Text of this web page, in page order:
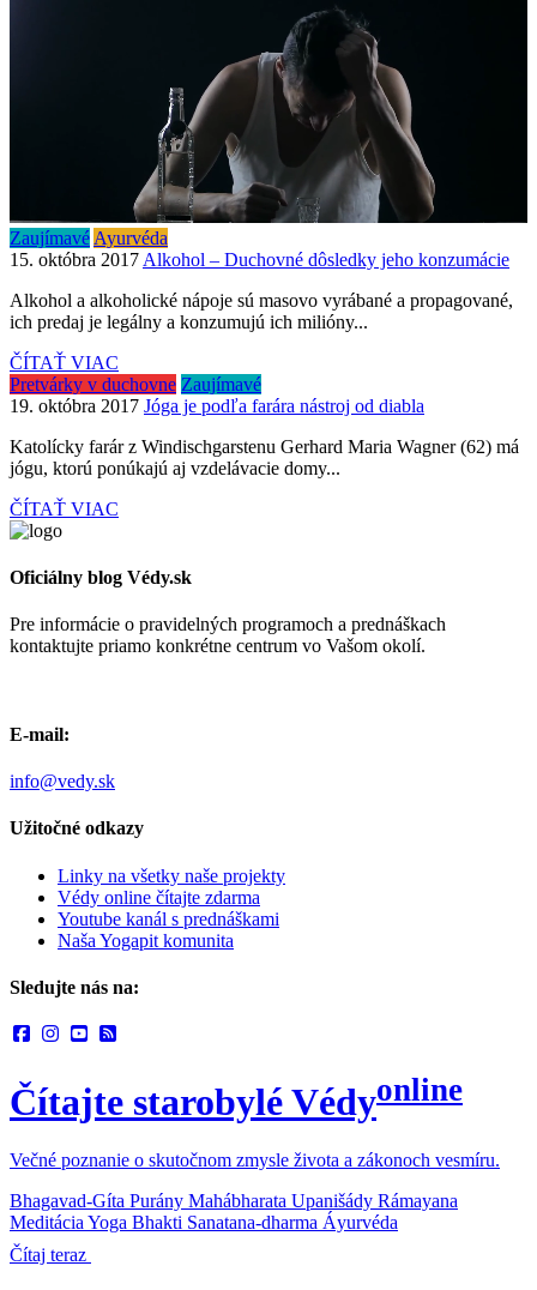
Zaujímavé Ayurvéda
15. októbra 2017 Alkohol – Duchovné dôsledky jeho konzumácie
Alkohol a alkoholické nápoje sú masovo vyrábané a propagované,
ich predaj je legálny a konzumujú ich milióny...
ČÍTAŤ VIAC
Pretvárky v duchovne Zaujímavé
19. októbra 2017 Jóga je podľa farára nástroj od diabla
Katolícky farár z Windischgarstenu Gerhard Maria Wagner (62) má
jógu, ktorú ponúkajú aj vzdelávacie domy...
ČÍTAŤ VIAC
Oficiálny blog Védy.sk
Pre informácie o pravidelných programoch a prednáškach
kontaktujte priamo konkrétne centrum vo Vašom okolí.
E-mail:
info@vedy.sk
Užitočné odkazy
Linky na všetky naše projekty
Védy online čítajte zdarma
Youtube kanál s prednáškami
Naša Yogapit komunita
Sledujte nás na:
Čítajte starobylé Védyonline
Večné poznanie o skutočnom zmysle života a zákonoch vesmíru.
Bhagavad-Gíta Purány Mahábharata Upanišády Rámayana
Meditácia Yoga Bhakti Sanatana-dharma Áyurvéda
Čítaj teraz